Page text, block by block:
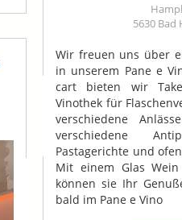
5630 Bad
Wir freuen uns über
in unserem Pane e
cart bieten wir
Vinothek für
verschiedene
verschiedene
Pastagerichte und
Mit einem Glas
können sie Ihr
bald im Pane e Vino